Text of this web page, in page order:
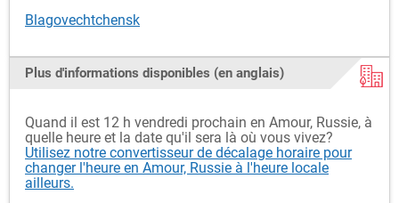
Blagovechtchensk
Plus d'informations disponibles (en anglais)
Quand il est 12 h vendredi prochain en Amour, Russie, à
quelle heure et la date qu'il sera là où vous vivez?
Utilisez notre convertisseur de décalage horaire pour
changer l'heure en Amour, Russie à l'heure locale
ailleurs.